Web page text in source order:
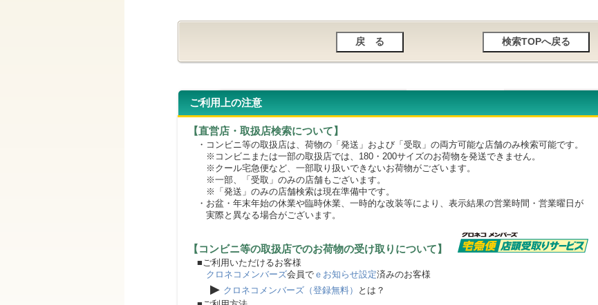
ご利用上の注意
【直営店・取扱店検索について】
・コンビニ等の取扱店は、荷物の「発送」および「受取」の両方可能な店舗のみ検索可能です。
※コンビニまたは一部の取扱店では、180・200サイズのお荷物を発送できません。
※クール宅急便など、一部取り扱いできないお荷物がございます。
※一部、「受取」のみの店舗もございます。
※「発送」のみの店舗検索は現在準備中です。
・お盆・年末年始の休業や臨時休業、一時的な改装等により、表示結果の営業時間・営業曜日が
実際と異なる場合がございます。
【コンビニ等の取扱店でのお荷物の受け取りについて】
■ご利用いただけるお客様
クロネコメンバーズ会員で ｅお知らせ設定済みのお客様
▶ クロネコメンバーズ（登録無料）
とは？